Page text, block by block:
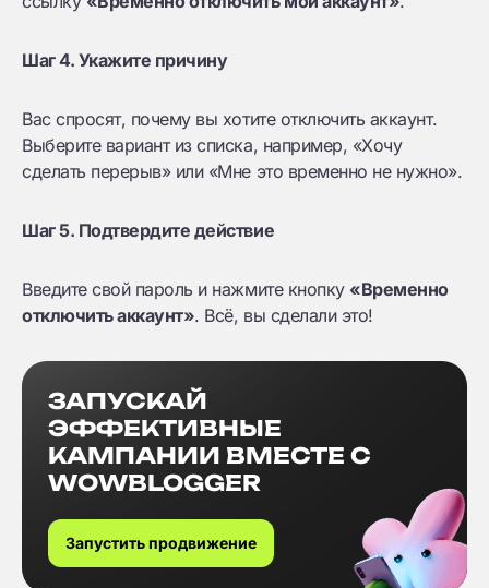
Шаг 4. Укажите причину
Вас спросят, почему вы хотите отключить аккаунт.
Выберите вариант из списка, например, «Хочу
сделать перерыв» или «Мне это временно не нужно».
Шаг 5. Подтвердите действие
Введите свой пароль и нажмите кнопку «Временно
отключить аккаунт». Всё, вы сделали это!
ЗАПУСКАЙ
ЭФФЕКТИВНЫЕ
КАМПАНИИ ВМЕСТЕ С
WOWBLOGGER
Запустить продвижение